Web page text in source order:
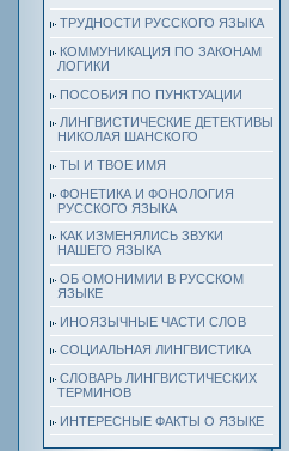
ТРУДНОСТИ РУССКОГО ЯЗЫКА
КОММУНИКАЦИЯ ПО ЗАКОНАМ
ЛОГИКИ
ПОСОБИЯ ПО ПУНКТУАЦИИ
ЛИНГВИСТИЧЕСКИЕ ДЕТЕКТИВЫ
НИКОЛАЯ ШАНСКОГО
ТЫ И ТВОЕ ИМЯ
ФОНЕТИКА И ФОНОЛОГИЯ
РУССКОГО ЯЗЫКА
КАК ИЗМЕНЯЛИСЬ ЗВУКИ
НАШЕГО ЯЗЫКА
ОБ ОМОНИМИИ В РУССКОМ
ЯЗЫКЕ
ИНОЯЗЫЧНЫЕ ЧАСТИ СЛОВ
СОЦИАЛЬНАЯ ЛИНГВИСТИКА
СЛОВАРЬ ЛИНГВИСТИЧЕСКИХ
ТЕРМИНОВ
ИНТЕРЕСНЫЕ ФАКТЫ О ЯЗЫКЕ